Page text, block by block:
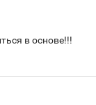
в основе!!!